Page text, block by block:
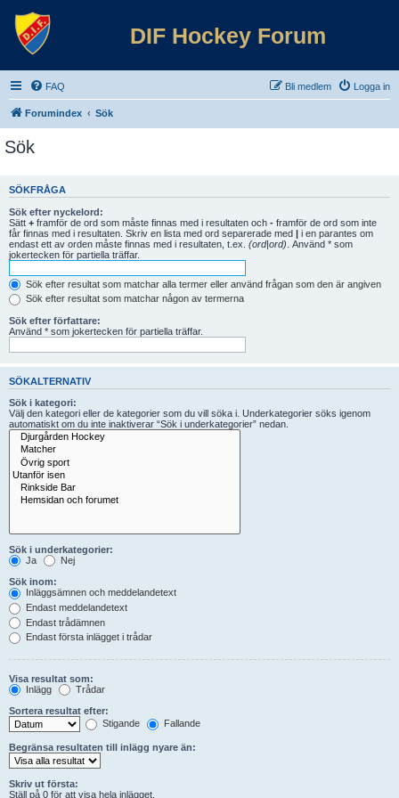
DIF Hockey Forum
FAQ Logga in
Bli medlem
Forumindex Sök
Sök
SÖKFRÅGA
Sök efter nyckelord:
Sätt + framför de ord som måste finnas med i resultaten och - framför de ord som inte
får finnas med i resultaten. Skriv en lista med ord separerade med | i en parantes om
endast ett av orden måste finnas med i resultaten, t.ex. (ord|ord) . Använd * som
jokertecken för partiella träffar.
Sök efter resultat som matchar alla termer eller använd frågan som den är angiven
Sök efter resultat som matchar någon av termerna
Sök efter författare:
Använd * som jokertecken för partiella träffar.
SÖKALTERNATIV
Sök i kategori:
Välj den kategori eller de kategorier som du vill söka i. Underkategorier söks igenom
automatiskt om du inte inaktiverar “Sök i underkategorier” nedan.
Sök i underkategorier:
Ja
Nej
Sök inom:
Inläggsämnen och meddelandetext
Endast meddelandetext
Endast trådämnen
Endast första inlägget i trådar
Visa resultat som:
Inlägg
Trådar
Sortera resultat efter:
Stigande
Fallande
Begränsa resultaten till inlägg nyare än:
Skriv ut första:
Ställ på 0 för att visa hela inlägget.